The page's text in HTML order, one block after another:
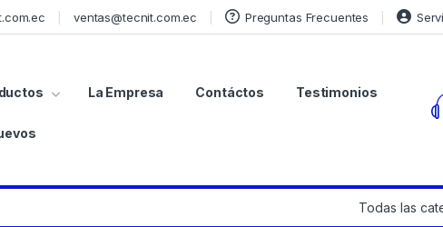
ventas@tecnit.com.ec Preguntas Frecuentes
La Empresa Contáctos Testimonios